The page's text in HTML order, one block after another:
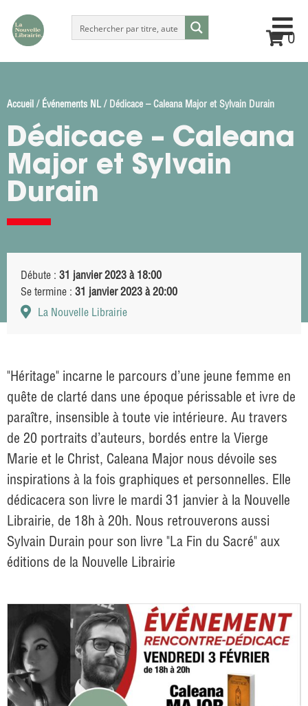
0
Accueil / Événements NL / Dédicace – Caleana Major et Sylvain Durain
Dédicace – Caleana
Major et Sylvain
Durain
Débute : 31 janvier 2023 à 18:00
Se termine : 31 janvier 2023 à 20:00
La Nouvelle Librairie
"Héritage" incarne le parcours d’une jeune femme en
quête de clarté dans une époque périssable et ivre de
paraître, insensible à toute vie intérieure. Au travers
de 20 portraits d’auteurs, bordés entre la Vierge
Marie et le Christ, Caleana Major nous dévoile ses
inspirations à la fois graphiques et personnelles. Elle
dédicacera son livre le mardi 31 janvier à la Nouvelle
Librairie, de 18h à 20h. Nous retrouverons aussi
Sylvain Durain pour son livre "La Fin du Sacré" aux
éditions de la Nouvelle Librairie